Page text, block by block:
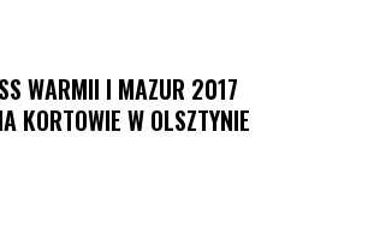
WARMII I MAZUR 2017
KORTOWIE W OLSZTYNIE